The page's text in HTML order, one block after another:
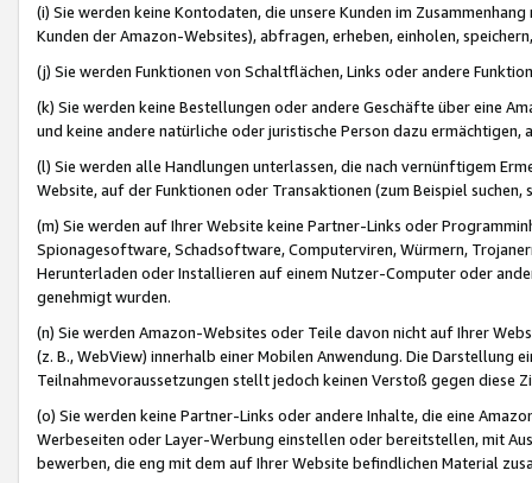
(i) Sie werden keine Kontodaten, die unsere Kunden im
Kunden der Amazon-Websites), abfragen, erheben, einholen,
(j) Sie werden Funktionen von Schaltflächen, Links oder andere
(k) Sie werden keine Bestellungen oder andere Geschäfte über eine
und keine andere natürliche oder juristische Person dazu
(l) Sie werden alle Handlungen unterlassen, die nach vernünftigem
Website, auf der Funktionen oder Transaktionen (zum Beispiel
(m) Sie werden auf Ihrer Website keine Partner-Links oder
Spionagesoftware, Schadsoftware, Computerviren, Würmern,
Herunterladen oder Installieren auf einem Nutzer-Computer oder
genehmigt wurden.
(n) Sie werden Amazon-Websites oder Teile davon nicht auf Ihrer
(z. B., WebView) innerhalb einer Mobilen Anwendung. Die Darstellung
Teilnahmevoraussetzungen stellt jedoch keinen Verstoß gegen diese
(o) Sie werden keine Partner-Links oder andere Inhalte, die eine
Werbeseiten oder Layer-Werbung einstellen oder bereitstellen, mit
bewerben, die eng mit dem auf Ihrer Website befindlichen Material